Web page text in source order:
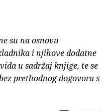
su na osnovu
i njihove dodatne
u sadržaj knjige, te se
prethodnog dogovora s